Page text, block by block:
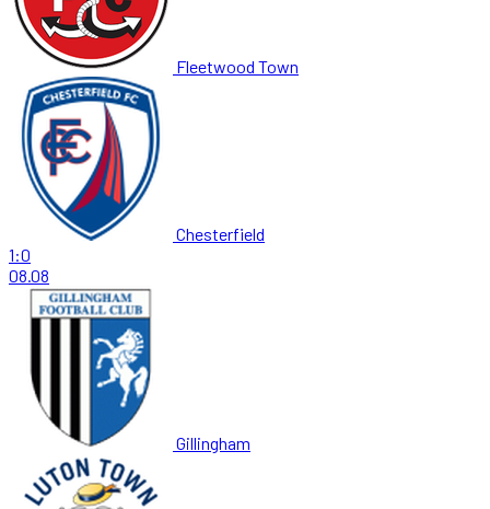
Fleetwood Town
Chesterfield
1:0
08.08
Gillingham